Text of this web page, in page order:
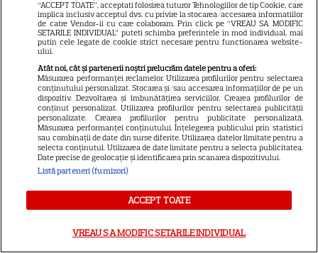
28
VEDETE ROMÂNEŞTI
Laura Cosoi a devenit mamă
pentru a cincea oară. Prima
imagine cu fiica ei, Nina, și
povestea numelui ales. „Nu mă
satur să o privesc”
VEDETE ROMÂNEŞTI
Iulia Albu a prezentat „patul
anti-divorț” din vila sa de
peste 1 milion de euro! Ce
spune designerul despre piesa
de mobilier: „Nu prea ai timp să
te cerți”
“ACCEPT TOATE”, acceptati folosirea tuturor Tehnologiilor de tip Cookie, care
implica inclusiv acceptul dvs. cu privire la stocarea/accesarea informatiilor
de catre Vendor-ii cu care colaboram. Prin click pe “VREAU SA MODIFIC
SETARILE INDIVIDUAL” puteti schimba preferintele in mod individual, mai
putin cele legate de cookie strict necesare pentru functionarea website-
ului.
Atât noi, cât și partenerii noștri prelucrăm datele pentru a oferi:
Măsurarea performanței reclamelor. Utilizarea profilurilor pentru selectarea
conținutului personalizat. Stocarea și/sau accesarea informațiilor de pe un
dispozitiv. Dezvoltarea și îmbunătățirea serviciilor. Crearea profilurilor de
conținut personalizat. Utilizarea profilurilor pentru selectarea publicității
personalizate. Crearea profilurilor pentru publicitate personalizată.
Măsurarea performanței conținutului. Înțelegerea publicului prin statistici
sau combinații de date din surse diferite. Utilizarea datelor limitate pentru a
selecta conținutul. Utilizarea de date limitate pentru a selecta publicitatea.
Date precise de geolocație și identificarea prin scanarea dispozitivului.
Listă parteneri (furnizori)
ACCEPT TOATE
VREAU SA MODIFIC SETARILE INDIVIDUAL